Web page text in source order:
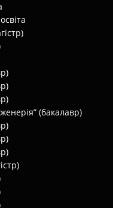
(бакалавр)